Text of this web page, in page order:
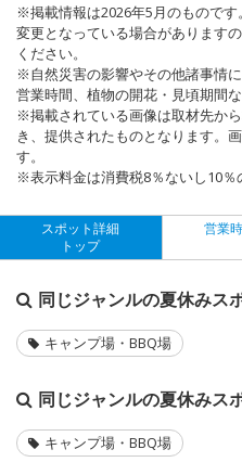
※掲載情報は2026年5月のもので
変更となっている場合があります
ください。
※自然災害の影響やその他諸事情
営業時間、植物の開花・見頃期間
※掲載されている画像は取材先か
き、提供されたものとなります。
す。
※表示料金は消費税8％ないし10％
スポット詳細
トップ
営業
同じジャンルの夏休みス
キャンプ場・BBQ場
同じジャンルの夏休みス
キャンプ場・BBQ場